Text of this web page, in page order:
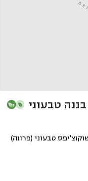
טבעוני
טבעוני (פרווה)